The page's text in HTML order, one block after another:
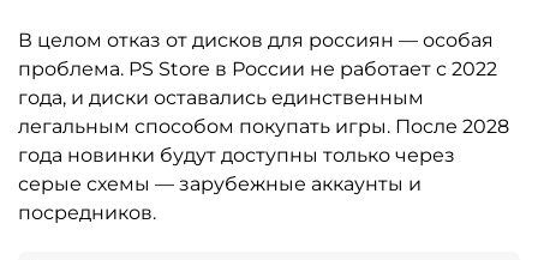
В целом отказ от дисков для россиян — особая
проблема. PS Store в России не работает с 2022
года, и диски оставались единственным
легальным способом покупать игры. После 2028
года новинки будут доступны только через
серые схемы — зарубежные аккаунты и
посредников.